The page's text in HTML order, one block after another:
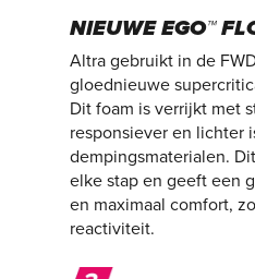
NIEUWE EGO™
Altra gebruikt in de
gloednieuwe
Dit foam is verrijkt met
responsiever en lichter
dempingsmaterialen.
elke stap en geeft een
en maximaal comfort,
reactiviteit.